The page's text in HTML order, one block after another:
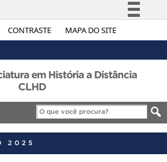
CONTRASTE MAPA DO SITE
Simplifique!
Legislação
Canais
em História a Distância
CLHD
2025